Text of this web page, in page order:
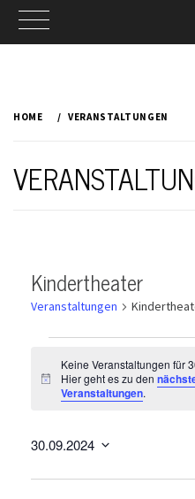
HOME VERANSTALTUNGEN
Kindertheater
Veranstaltungen
Veranstaltungen
für
2024
Hinweis
Keine Veranstaltungen für
Hier geht es zu den
Veranstaltungen.
30.09.2024